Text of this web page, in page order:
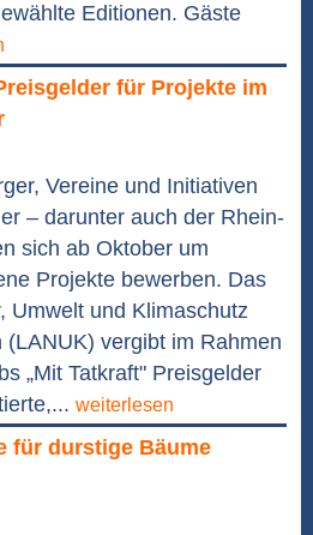
Editionen. Gäste
für Projekte im
Vereine und Initiativen
– darunter auch der Rhein-
sich ab Oktober um
Projekte bewerben. Das
Umwelt und Klimaschutz
vergibt im Rahmen
„Mit Tatkraft" Preisgelder
weiterlesen
für durstige Bäume